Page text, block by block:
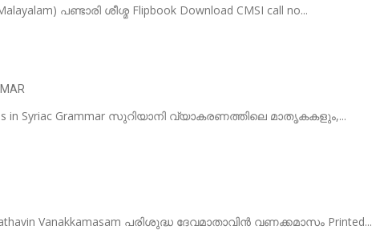
പണ്ടാരി ശീശ്മ Flipbook Download CMSI call no...
in Syriac Grammar സുറിയാനി വ്യാകരണത്തിലെ മാതൃകകളും,...
Vanakkamasam പരിശുദ്ധ ദേവമാതാവിൻ വണക്കമാസം Printed...